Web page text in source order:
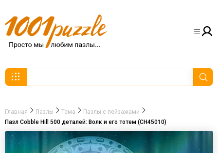
Главная Пазлы Тема
Пазлы с пейзажами
Пазл Cobble Hill 500 деталей: Волк и его тотем (CH45010)